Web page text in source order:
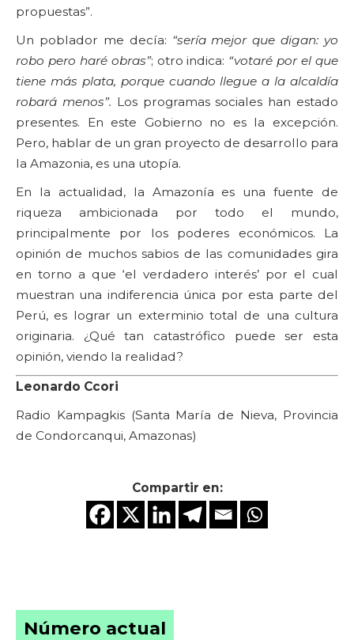
propuestas”.
Un poblador me decía: “sería mejor que digan: yo
robo pero haré obras”; otro indica: “votaré por el que
tiene más plata, porque cuando llegue a la alcaldía
robará menos”. Los programas sociales han estado
presentes. En este Gobierno no es la excepción.
Pero, hablar de un gran proyecto de desarrollo para
la Amazonia, es una utopía.
En la actualidad, la Amazonía es una fuente de
riqueza ambicionada por todo el mundo,
principalmente por los poderes económicos. La
opinión de muchos sabios de las comunidades gira
en torno a que ‘el verdadero interés’ por el cual
muestran una indiferencia única por esta parte del
Perú, es lograr un exterminio total de una cultura
originaria. ¿Qué tan catastrófico puede ser esta
opinión, viendo la realidad?
Leonardo Ccori
Radio Kampagkis (Santa María de Nieva, Provincia
de Condorcanqui, Amazonas)
Compartir en:
Número actual